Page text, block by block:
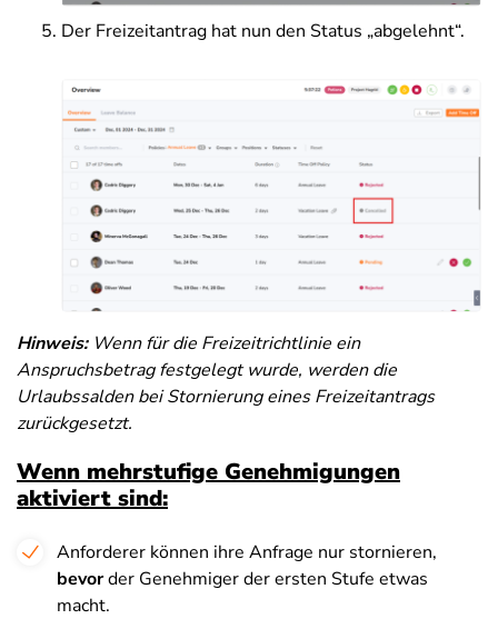
Der Freizeitantrag hat nun den Status „abgelehnt“.
Hinweis: Wenn für die Freizeitrichtlinie ein
Anspruchsbetrag festgelegt wurde, werden die
Urlaubssalden bei Stornierung eines Freizeitantrags
zurückgesetzt.
Wenn mehrstufige Genehmigungen
aktiviert sind:
Anforderer können ihre Anfrage nur stornieren,
bevorder Genehmiger der ersten Stufe etwas
macht.